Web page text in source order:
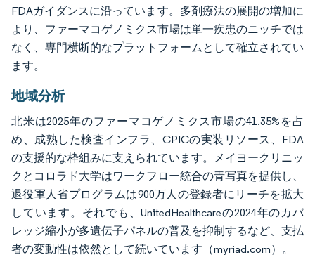
FDAガイダンスに沿っています。多剤療法の展開の増加に
より、ファーマコゲノミクス市場は単一疾患のニッチでは
なく、専門横断的なプラットフォームとして確立されてい
ます。
地域分析
北米は2025年のファーマコゲノミクス市場の41.35%を占
め、成熟した検査インフラ、CPICの実装リソース、FDA
の支援的な枠組みに支えられています。メイヨークリニッ
クとコロラド大学はワークフロー統合の青写真を提供し、
退役軍人省プログラムは900万人の登録者にリーチを拡大
しています。それでも、UnitedHealthcareの2024年のカバ
レッジ縮小が多遺伝子パネルの普及を抑制するなど、支払
者の変動性は依然として続いています（myriad.com）。